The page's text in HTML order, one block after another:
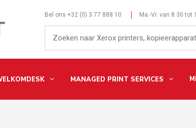
Bel ons +32 (0) 3 77 888 10 Ma.-Vr. van 8.30 tot
MANAGED PRINT SERVICES